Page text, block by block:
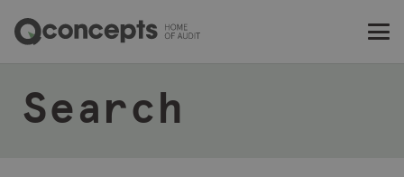
Search
Search